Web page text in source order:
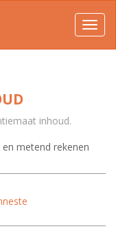
inhoud.
metend rekenen